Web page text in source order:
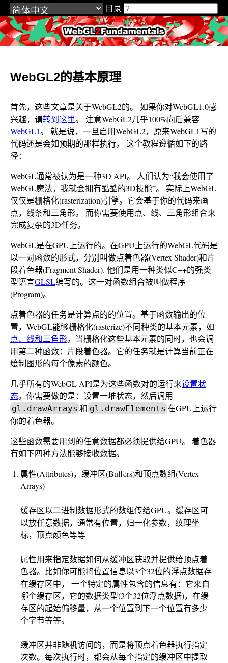
目录
WebGL2Fundamentals.org
WebGL2的基本原理
首先，这些文章是关于WebGL2的。 如果你对WebGL1.0感
兴趣，请转到这里。 注意WebGL2几乎100%向后兼容
WebGL1。 就是说，一旦启用WebGL2，原来WebGL1写的
代码还是会如预期的那样执行。 这个教程遵循如下的路
径：
WebGL通常被认为是一种3D API。 人们认为“我会使用了
WebGL魔法，我就会拥有酷酷的3D技能”。 实际上WebGL
仅仅是栅格化(rasterization)引擎。它会基于你的代码来画
点，线条和三角形。 而你需要使用点、线、三角形组合来
完成复杂的3D任务。
WebGL是在GPU上运行的。在GPU上运行的WebGL代码是
以一对函数的形式，分别叫做点着色器(Vertex Shader)和片
段着色器(Fragment Shader). 他们是用一种类似C++的强类
型语言GLSL编写的。这一对函数组合被叫做程序
(Program)。
点着色器的任务是计算点的的位置。基于函数输出的位
置，WebGL能够栅格化(rasterize)不同种类的基本元素，如
点、线和三角形。当栅格化这些基本元素的同时，也会调
用第二种函数：片段着色器。它的任务就是计算当前正在
绘制图形的每个像素的颜色。
几乎所有的WebGL API是为这些函数对的运行来设置状
态。你需要做的是：设置一堆状态，然后调用
gl.drawArrays 和 gl.drawElements 在GPU上运行
你的着色器。
这些函数需要用到的任意数据都必须提供给GPU。 着色器
有如下四种方法能够接收数据。
属性(Attributes)，缓冲区(Buffers)和顶点数组(Vertex
Arrays)
缓存区以二进制数据形式的数组传给GPU。缓存区可
以放任意数据，通常有位置，归一化参数，纹理坐
标，顶点颜色等等
属性用来指定数据如何从缓冲区获取并提供给顶点着
色器。比如你可能将位置信息以3个32位的浮点数据存
在缓存区中， 一个特定的属性包含的信息有：它来自
哪个缓存区，它的数据类型(3个32位浮点数据)，在缓
存区的起始偏移量，从一个位置到下一个位置有多少
个字节等等。
缓冲区并非随机访问的，而是将顶点着色器执行指定
次数。每次执行时，都会从每个指定的缓冲区中提取